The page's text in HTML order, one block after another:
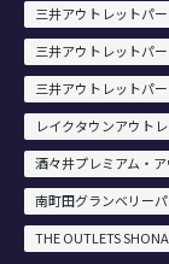
三井アウトレットパ
三井アウトレットパ
三井アウトレットパ
レイクタウンアウト
酒々井プレミアム・
南町田グランベリー
THE OUTLETS